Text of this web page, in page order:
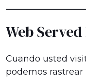
Web
Cuando usted
podemos